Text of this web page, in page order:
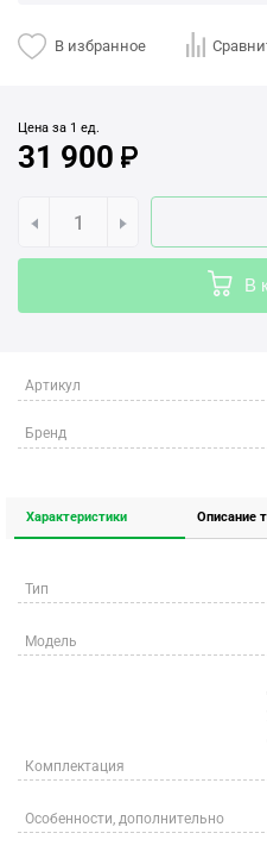
В избранное
Цена за 1 ед.
31 900
В
Артикул
Бренд
Характеристики Описание
Тип
Модель
Комплектация
Особенности, дополнительно